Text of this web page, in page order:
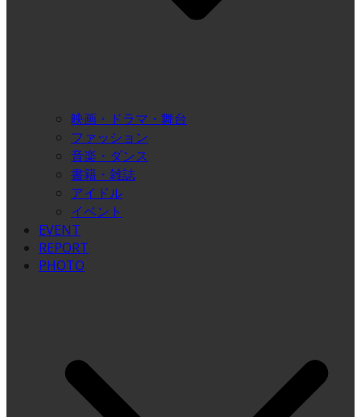
映画・ドラマ・舞台
ファッション
音楽・ダンス
書籍・雑誌
アイドル
イベント
EVENT
REPORT
PHOTO